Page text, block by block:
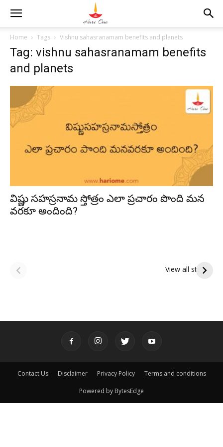
Home Tags Vishnu sahasranamam benefits and planets
Tag: vishnu sahasranamam benefits
and planets
విష్ణు సహస్రనామ స్తోత్రం ఎలా ప్రచారం పొంది మన
వరకూ అందింది?
View all stories
పితృదేవతల ఆశీర్వాదం
ఇంద్రకీలాద్రి గిరి ప్రదక్షిణ
Contact Us Disclaimer Privacy Policy Terms and conditions
Powered by BytesEdge